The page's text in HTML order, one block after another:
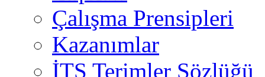
Çalışma Prensipleri
Kazanımlar
İTS Terimler Sözlüğü